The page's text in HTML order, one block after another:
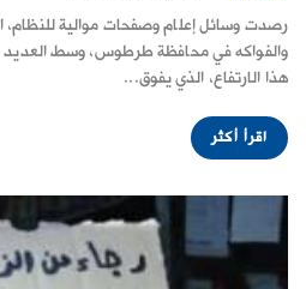
رصدت وسائل إعلام وصفحات موالية للنظام،
والفواكه في محافظة طرطوس، وسط
هذا الارتفاع، الذي يفوق...
اقرأ أكثر